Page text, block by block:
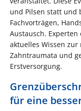
und Pilsen statt und
Fachvorträgen,
Austausch.
aktuelles Wissen
Zahntraumata und
Erstversorgung.
für eine